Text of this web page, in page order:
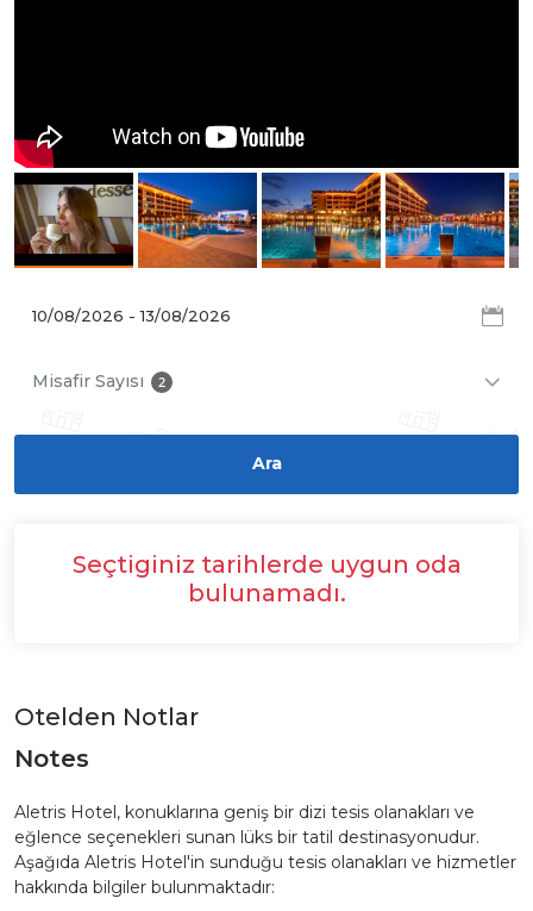
Misafir Sayısı 2
Seçtiginiz tarihlerde uygun oda
bulunamadı.
Otelden Notlar
Notes
Aletris Hotel, konuklarına geniş bir dizi tesis olanakları ve
eğlence seçenekleri sunan lüks bir tatil destinasyonudur.
Aşağıda Aletris Hotel'in sunduğu tesis olanakları ve hizmetler
hakkında bilgiler bulunmaktadır: